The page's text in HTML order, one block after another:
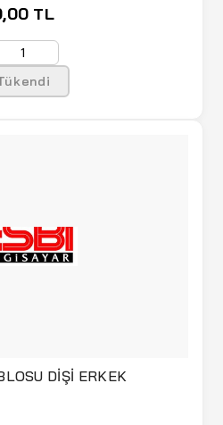
TL
DİŞİ ERKEK